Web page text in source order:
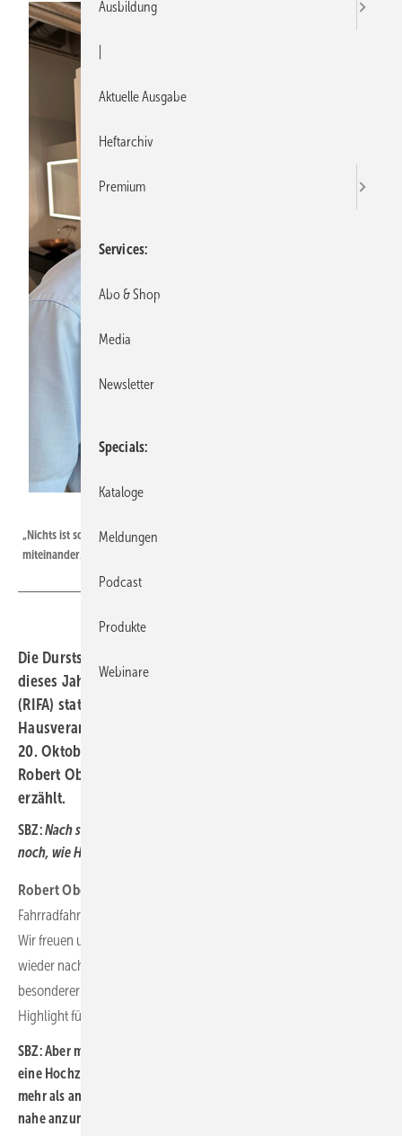
„Nichts ist so wertvoll wie der persönliche und direkte Kontakt
miteinander.“ Robert Oberberger ist Geschäftsführer der R+F-Gruppe
Die Durststrecke war lang: Erstmals seit 2018 findet
dieses Jahr wieder die Richter + Frenzel-Fachmesse
(RIFA) statt. Die Großhandelsgruppe R + F knüpft mit der
Hausveranstaltung in der Messe Nürnberg am 19. und
20. Oktober an alte Zeiten an. Was das bedeutet, hat
Robert Oberberger SBZ-Chefredakteur Dennis Jäger
erzählt.
SBZ:Nach so vielen RIFA-losen Jahren, wissen Sie da überhaupt
noch, wie Hausmesse funktioniert?
Robert Oberberger:
Fahrradfahren – einmal gelernt, bleibt das immer im Gedächtnis.
Wir freuen uns wahnsinnig darauf, dass wir endlich unsere Kunden
wieder nach Nürnberg einladen. Da geht auch wieder ein ganz
besonderer Spirit durch das Unternehmen: Die RIFA ist auch ein
Highlight für 4600 Menschen bei Richter + Frenzel.
SBZ: Aber mal im Ernst, die vergangenen Jahre waren definitiv
eine Hochzeit für die SHK‑­Branche, auch der Großhandel hatte
mehr als anständige Umsätze zu verzeichnen. Da liegt es doch
nahe anzunehmen, es ginge bei Ihnen auch ohne Messe?
Ausbildung
Aktuelle Ausgabe
Heftarchiv
Premium
Services
Abo & Shop
Media
Newsletter
Specials
Kataloge
Meldungen
Podcast
Produkte
Webinare